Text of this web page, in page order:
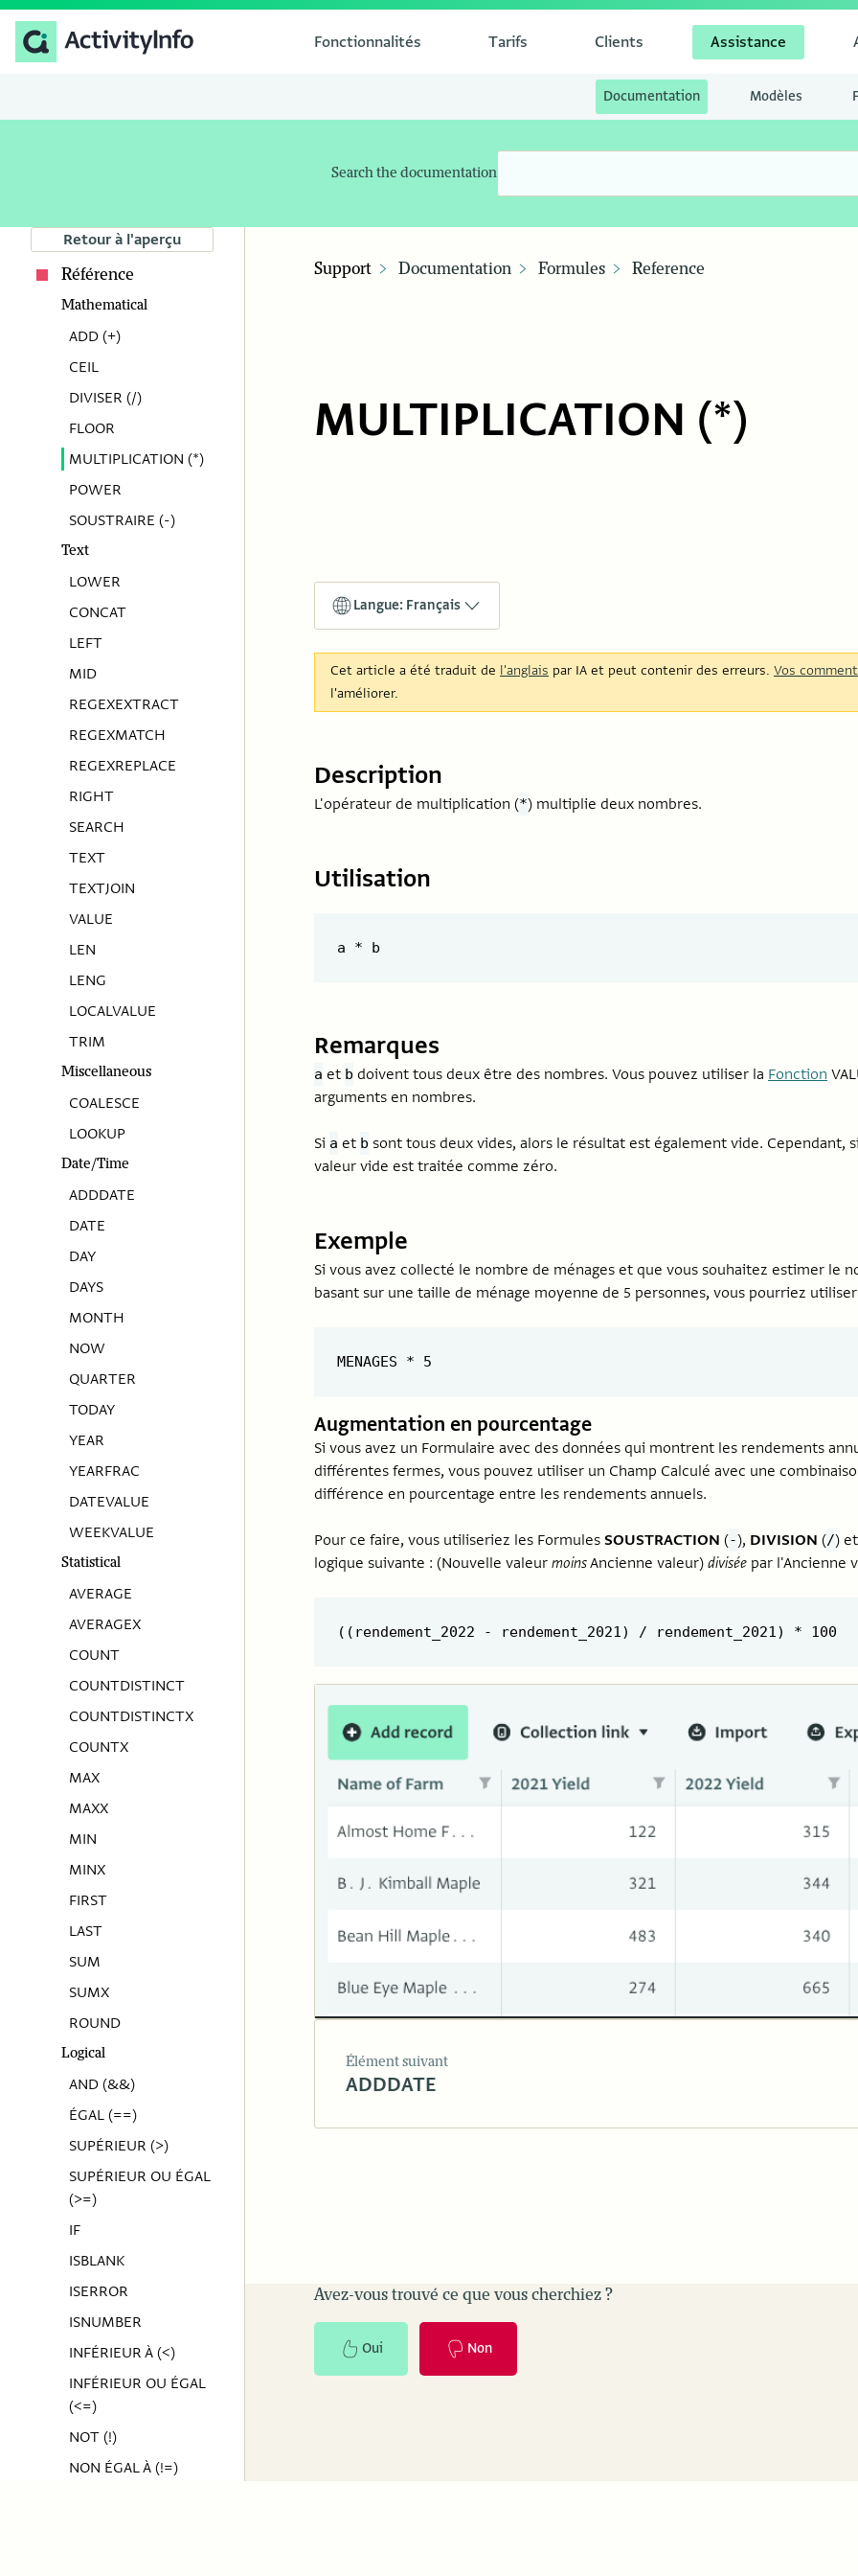
Fonctionnalités Tarifs Clients Assistance
Documentation Modèles
Search the documentation
Retour à l'aperçu
Référence
Mathematical
ADD (+)
CEIL
DIVISER (/)
FLOOR
MULTIPLICATION (*)
POWER
SOUSTRAIRE (-)
Text
LOWER
CONCAT
LEFT
MID
REGEXEXTRACT
REGEXMATCH
REGEXREPLACE
RIGHT
SEARCH
TEXT
TEXTJOIN
VALUE
LEN
LENG
LOCALVALUE
TRIM
Miscellaneous
COALESCE
LOOKUP
Date/Time
ADDDATE
DATE
DAY
DAYS
MONTH
NOW
QUARTER
TODAY
YEAR
YEARFRAC
DATEVALUE
WEEKVALUE
Statistical
AVERAGE
AVERAGEX
COUNT
COUNTDISTINCT
COUNTDISTINCTX
COUNTX
MAX
MAXX
MIN
MINX
FIRST
LAST
SUM
SUMX
ROUND
Logical
AND (&&)
ÉGAL (==)
SUPÉRIEUR (>)
SUPÉRIEUR OU ÉGAL
(>=)
IF
ISBLANK
ISERROR
ISNUMBER
INFÉRIEUR À (<)
INFÉRIEUR OU ÉGAL
(<=)
NOT (!)
NON ÉGAL À (!=)
Support Documentation Formules Reference
MULTIPLICATION (*)
Langue: Français
Cet article a été traduit de l'anglais par IA et peut contenir des erreurs. Vos
l'améliorer.
Description
L'opérateur de multiplication (*) multiplie deux nombres.
Utilisation
Remarques
a et b doivent tous deux être des nombres. Vous pouvez utiliser la Fonction
arguments en nombres.
Si a et b sont tous deux vides, alors le résultat est également vide. Cependant,
valeur vide est traitée comme zéro.
Exemple
Si vous avez collecté le nombre de ménages et que vous souhaitez estimer le
basant sur une taille de ménage moyenne de 5 personnes, vous pourriez
Augmentation en pourcentage
Si vous avez un Formulaire avec des données qui montrent les rendements
différentes fermes, vous pouvez utiliser un Champ Calculé avec une
différence en pourcentage entre les rendements annuels.
Pour ce faire, vous utiliseriez les Formules SOUSTRACTION (-), DIVISION (/) et
logique suivante : (Nouvelle valeur moinsAncienne valeur) divisée par l'Ancienne
Élément suivant
ADDDATE
Avez-vous trouvé ce que vous cherchiez ?
Oui Non